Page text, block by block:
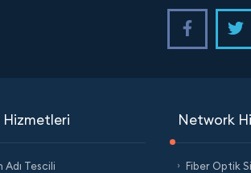
Hizmetleri
Adı Tescili
Network
Fiber Optik